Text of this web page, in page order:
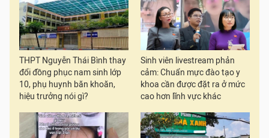
THPT Nguyễn Thái Bình thay
đổi đồng phục nam sinh lớp
10, phụ huynh băn khoăn,
hiệu trưởng nói gì?
Sinh viên livestream phản
cảm: Chuẩn mực đào tạo y
khoa cần được đặt ra ở mức
cao hơn lĩnh vực khác